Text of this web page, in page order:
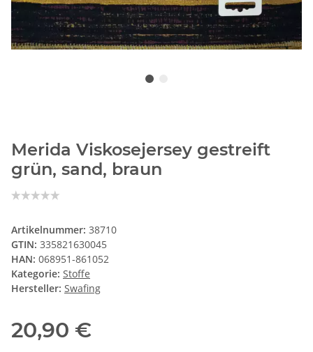
Merida Viskosejersey gestreift
grün, sand, braun
Artikelnummer: 38710
GTIN: 335821630045
HAN: 068951-861052
Kategorie: Stoffe
Hersteller: Swafing
20,90 €